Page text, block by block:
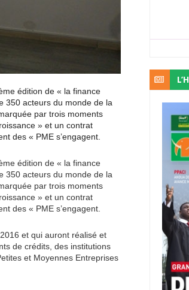
édition de « la finance
350 acteurs du monde de la
par trois moments
» et un contrat
des « PME s’engagent.
édition de « la finance
350 acteurs du monde de la
par trois moments
» et un contrat
des « PME s’engagent.
et qui auront réalisé et
de crédits, des institutions
et Moyennes Entreprises